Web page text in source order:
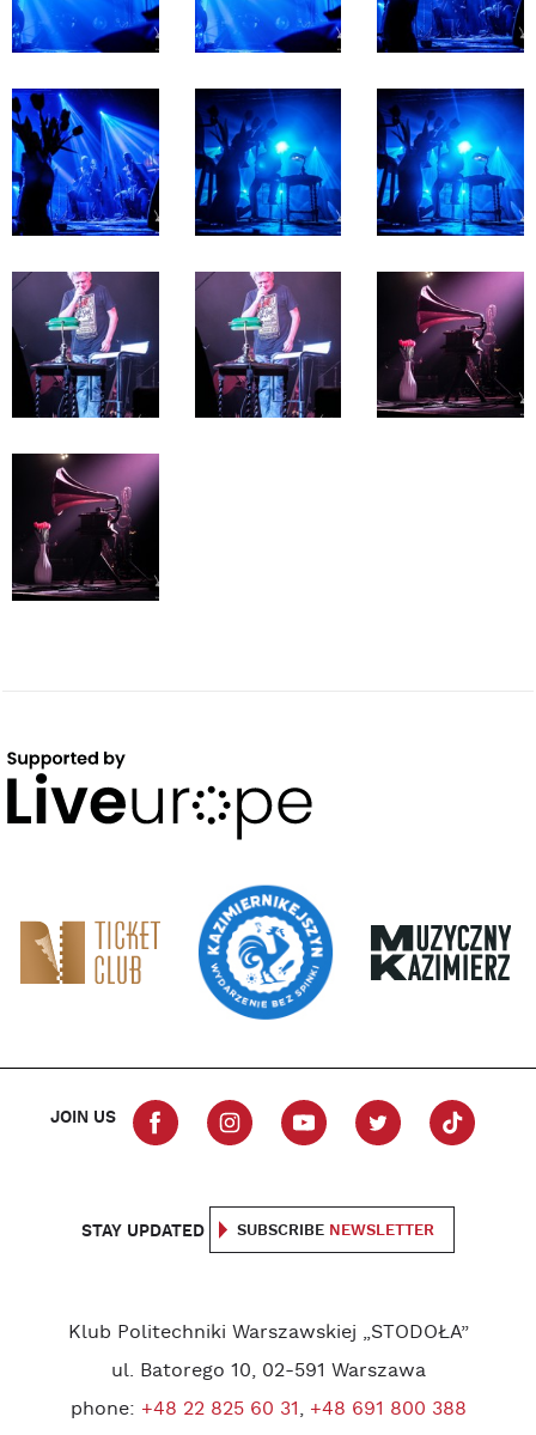
JOIN US
STAY UPDATED SUBSCRIBE NEWSLETTER
Klub Politechniki Warszawskiej „STODOŁA”
ul. Batorego 10, 02-591 Warszawa
phone: +48 22 825 60 31, +48 691 800 388